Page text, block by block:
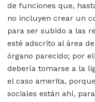
de funciones que,
no incluyen crear un
para ser subido a las
esté adscrito al área
órgano parecido; por
debería tomarse a la
el caso amerita,
sociales están ahí,